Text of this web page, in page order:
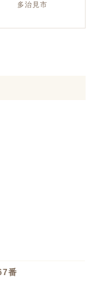
多治見市
番